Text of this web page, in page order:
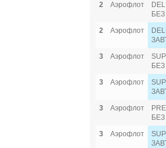
2
Аэрофлот
2
Аэрофлот
3
Аэрофлот
3
Аэрофлот
3
Аэрофлот
3
Аэрофлот